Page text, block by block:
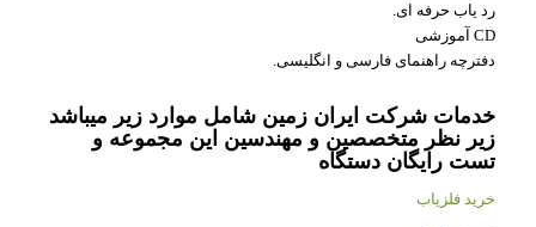
رد یاب حرفه ای.
CD آموزشی
دفترچه راهنمای فارسی و انگلیسی.
خدمات شرکت ایران زمین شامل موارد زیر میباشد
زیر نظر متخصصین و مهندسین این مجموعه و
تست رایگان دستگاه
خرید فلزیاب